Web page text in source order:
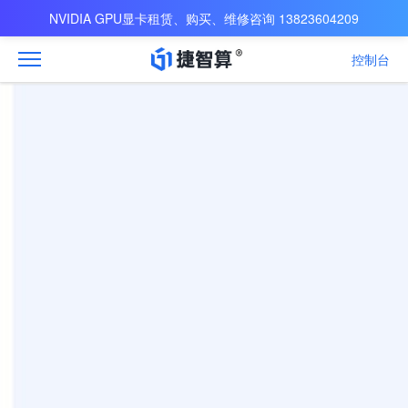
NVIDIA GPU显卡租赁、购买、维修咨询 13823604209
控制台